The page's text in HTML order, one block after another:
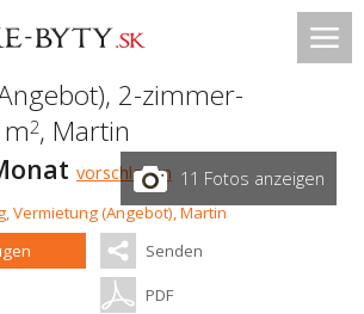
2-zimmer-
2, Martin
vorschlagen 11 Fotos anzeigen
Senden
PDF